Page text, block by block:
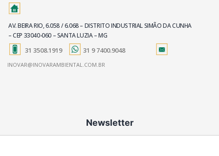
AV. BEIRA RIO, 6.058 / 6.068 – DISTRITO INDUSTRIAL SIMÃO DA CUNHA
– CEP 33040-060 – SANTA LUZIA – MG
31 3508.1919 31 9 7400.9048
INOVAR@INOVARAMBIENTAL.COM.BR
Newsletter